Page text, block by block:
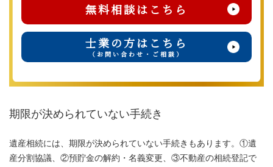
無料相談はこちら
士業の方はこちら
（お問い合わせ・ご相談）
期限が決められていない手続き
遺産相続には、期限が決められていない手続きもあります。①遺
産分割協議、②預貯金の解約・名義変更、③不動産の相続登記で